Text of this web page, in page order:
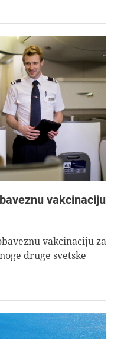
vakcinaciju
vakcinaciju za
druge svetske